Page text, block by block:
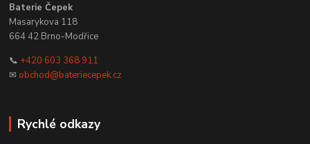
Baterie Čepek
Masarykova 118
664 42 Brno-Modřice
📞 +420 603 368 911
✉ obchod@bateriecepek.cz
Rychlé odkazy